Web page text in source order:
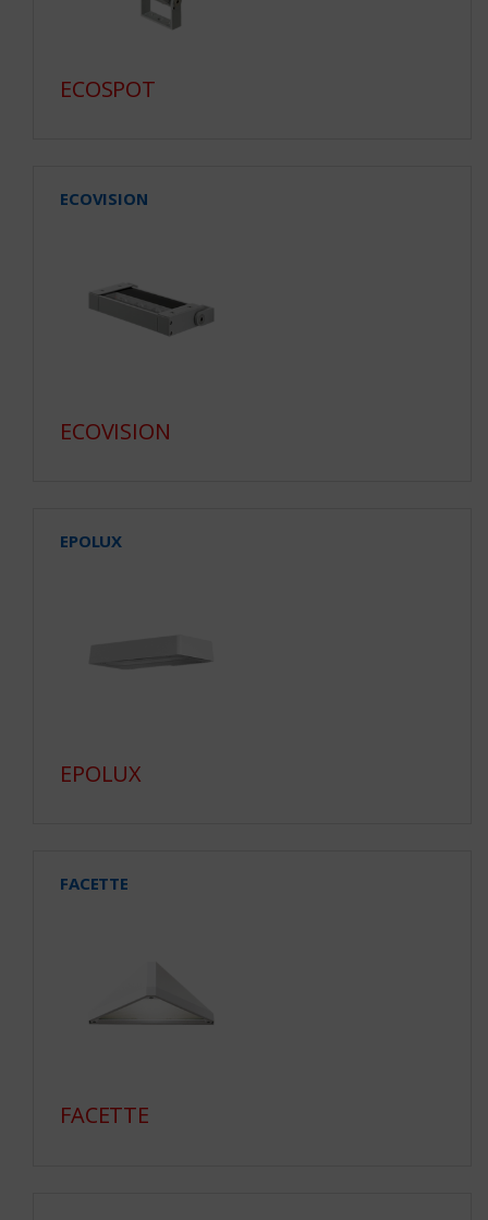
ECOSPOT
ECOVISION
ECOVISION
EPOLUX
EPOLUX
FACETTE
FACETTE